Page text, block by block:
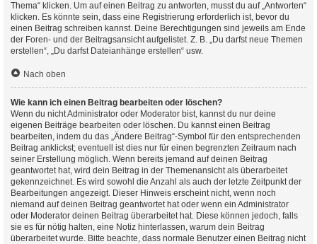
Thema“ klicken. Um auf einen Beitrag zu antworten, musst du auf „Antworten“
klicken. Es könnte sein, dass eine Registrierung erforderlich ist, bevor du
einen Beitrag schreiben kannst. Deine Berechtigungen sind jeweils am Ende
der Foren- und der Beitragsansicht aufgelistet. Z. B. „Du darfst neue Themen
erstellen“, „Du darfst Dateianhänge erstellen“ usw.
Nach oben
Wie kann ich einen Beitrag bearbeiten oder löschen?
Wenn du nicht Administrator oder Moderator bist, kannst du nur deine
eigenen Beiträge bearbeiten oder löschen. Du kannst einen Beitrag
bearbeiten, indem du das „Ändere Beitrag“-Symbol für den entsprechenden
Beitrag anklickst; eventuell ist dies nur für einen begrenzten Zeitraum nach
seiner Erstellung möglich. Wenn bereits jemand auf deinen Beitrag
geantwortet hat, wird dein Beitrag in der Themenansicht als überarbeitet
gekennzeichnet. Es wird sowohl die Anzahl als auch der letzte Zeitpunkt der
Bearbeitungen angezeigt. Dieser Hinweis erscheint nicht, wenn noch
niemand auf deinen Beitrag geantwortet hat oder wenn ein Administrator
oder Moderator deinen Beitrag überarbeitet hat. Diese können jedoch, falls
sie es für nötig halten, eine Notiz hinterlassen, warum dein Beitrag
überarbeitet wurde. Bitte beachte, dass normale Benutzer einen Beitrag nicht